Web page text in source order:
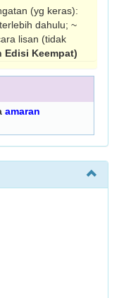
(yg keras):
dahulu; ~
lisan (tidak
Edisi Keempat)
amaran